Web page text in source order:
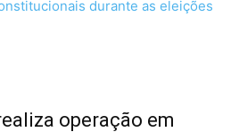
operação em